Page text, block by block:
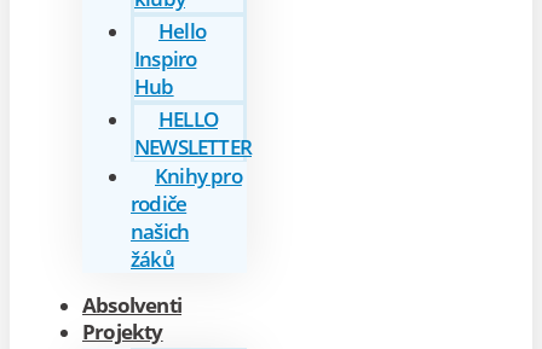
Hello
Inspiro
Hub
HELLO
NEWSLETTER
Knihy pro
rodiče
našich
žáků
Absolventi
Projekty